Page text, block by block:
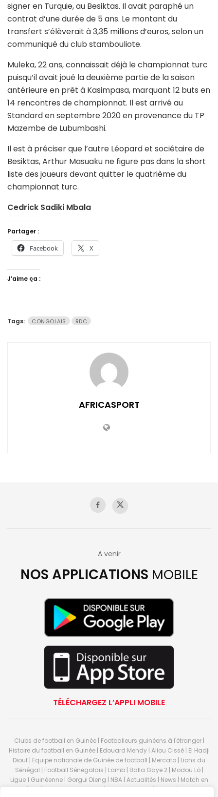
signer en Turquie, au Besiktas. Il avait paraphé un
contrat d’une durée de 5 ans. Le montant du
transfert s’élèverait à 3,35 millions d’euros, selon un
communiqué du club stambouliote.
Muleka, 22 ans, connaissait déjà le championnat turc
puisqu’il avait joué la deuxième partie de la saison
antérieure en prêt à Kasimpasa, marquant 12 buts en
14 rencontres de championnat. Il est arrivé au
Standard en septembre 2020 en provenance du TP
Mazembe de Lubumbashi.
Il est à préciser que l’autre Léopard et sociétaire de
Besiktas, Arthur Masuaku ne figure pas dans la short
liste des joueurs devant quitter le quatrième du
championnat turc.
Cedrick Sadiki Mbala
Partager :
Facebook X
J’aime ça :
Tags: CONGOLAIS RDC
AFRICASPORT
A venir
NOS APPLICATIONS MOBILE
TÉLÉCHARGEZ L’APPLI MOBILE
Clubs de football en Guinée | Footballeurs guinéens à l'étranger |
Histoire du football en Guinée | Edouard Mendy | Aliou Cissé | El Hadji
Diouf | Equipe nationale de Guinée de football | Mercato | Lions du
Sénégal | Football Sénégalais | Lamb | Balla Gaye 2 | Modou Lô |
Ligue 1 Guinéenne | Gorgui Dieng | NBA | Actualités | News | Match en
direct | But | Actualité au Guinée | Premier League | Ligue 1 | Liga | Serie